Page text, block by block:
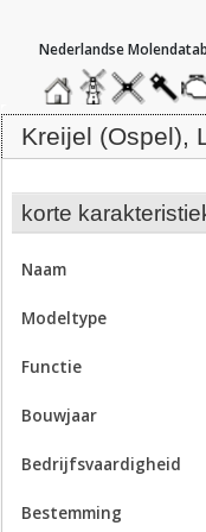
hoofdmenu
homemolendatabase
Molen Sint
Kreijel (Ospel),
korte
naam
modeltype
functie
bouwjaar
bedrijfsvaardigheid
bestemming